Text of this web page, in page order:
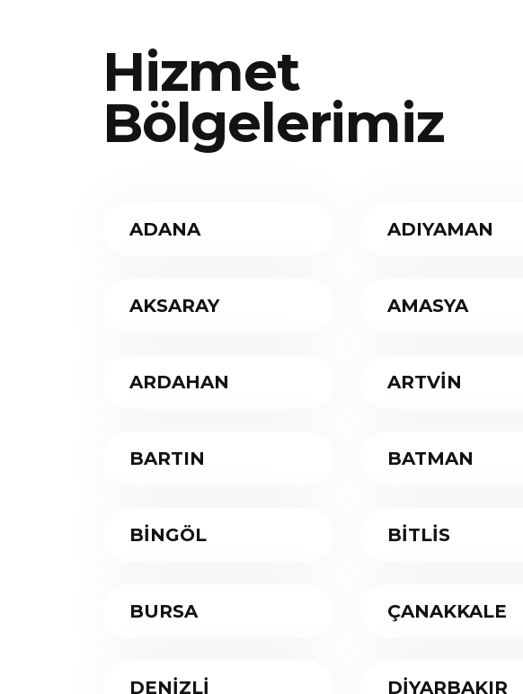
Hizmet
Bölgelerimiz
ADANA ADIYAMAN
AKSARAY AMASYA
ARDAHAN ARTVİN
BARTIN BATMAN
BİNGÖL BİTLİS
BURSA ÇANAKKALE
DENİZLİ DİYARBAKIR